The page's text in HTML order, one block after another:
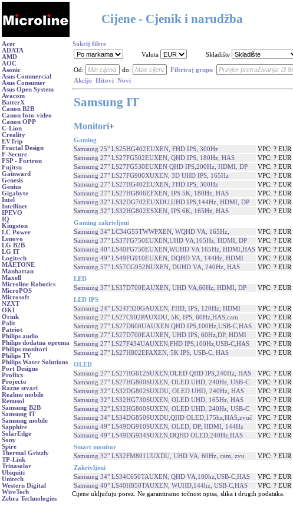
Cijene - Cjenik i narudžba
Acer
ADATA
AMD
AOC
Asonic
Asus Commercial
Asus Consumer
Asus Open System
Avacom
BatterX
Canon B2B
Canon foto-video
Canon OPP
C-Lion
Creality
EVTrip
Fractal Design
F-Secure
FSP - Fortron
Fujitsu
Gainward
Genesis
Genius
Gigabyte
Intel
Intellinet
IPEVO
IQ
Kingston
LC Power
Lenovo
LG B2B
LG IT
Logitech
MAETONE
Manhattan
Maxell
Microline Robotics
MicroPOS
Microsoft
NZXT
OKI
Orink
Palit
Patriot
Philips audio
Philips dodatna oprema
Philips monitori
Philips TV
Philips Water Solutions
Port Designs
Profixx
Projecto
Razne stvari
Realme mobile
Renusol
Samsung B2B
Samsung IT
Samsung mobile
Sapphire
SolarEdge
Sony
Spire
Thermal Grizzly
TP-Link
Trinasolar
Ubiquiti
Unitech
Western Digital
WireTech
Zebra Technologies
Sakrij filtre
Valuta
Skladište
Od: do:
Filtriraj grupu
Akcije Hitovi Novi
Samsung IT
Monitori+
Gaming
Samsung 25" LS25HG402EUXEN, FHD IPS, 300Hz
VPC: ? EUR
Samsung 27" LS27FG502EUXEN, QHD IPS, 180Hz, HAS
VPC: ? EUR
Samsung 27" LS27FG530EUXEN QHD IPS,200Hz, HDMI, DP
VPC: ? EUR
Samsung 27" LS27FG900XUXEN, 3D UHD IPS, 165Hz
VPC: ? EUR
Samsung 27" LS27HG402EUXEN, FHD IPS, 300Hz
VPC: ? EUR
Samsung 27" LS27HG806EFXEN, IPS 5K, 180Hz, HAS
VPC: ? EUR
Samsung 32" LS32DG702EUXDU,UHD IPS,144Hz, HDMI, DP
VPC: ? EUR
Samsung 32" LS32HG802ESXEN, IPS 6K, 165Hz, HAS
VPC: ? EUR
Gaming zakrivljeni
Samsung 34" LC34G55TWWPXEN, WQHD VA, 165Hz,
VPC: ? EUR
Samsung 37" LS37FG750EUXEN,UHD VA,165Hz, HDMI, DP
VPC: ? EUR
Samsung 40" LS40FG750EUXEN,WUHD VA 165Hz, HDMI,HAS VPC: ? EUR
Samsung 49" LS49FG910EUXEN, DQHD VA, 144Hz, HDMI
VPC: ? EUR
Samsung 57" LS57CG952NUXEN, DUHD VA, 240Hz, HAS
VPC: ? EUR
LED
Samsung 37" LS37D700EAUXEN, UHD VA,60Hz, HDMI, DP
VPC: ? EUR
LED IPS
Samsung 24" LS24F320GAUXEN, FHD, IPS, 120Hz, HDMI
VPC: ? EUR
Samsung 27" LS27C902PAUXDU, 5K, IPS, 60Hz,HAS,cam
VPC: ? EUR
Samsung 27" LS27D600UAUXEN QHD IPS,100Hz,USB-C,HAS
VPC: ? EUR
Samsung 27" LS27D700EAUXEN, UHD IPS, 60Hz,DP, HDMI
VPC: ? EUR
Samsung 27" LS27F434UAUXEN,FHD IPS,100Hz,USB-C,HAS
VPC: ? EUR
Samsung 27" LS27H802EFAXEN, 5K IPS, USB-C, HAS
VPC: ? EUR
OLED
Samsung 27" LS27HG612SUXEN,OLED QHD IPS,240Hz, HAS
VPC: ? EUR
Samsung 27" LS27HG800SUXEN, OLED UHD, 240Hz, USB-C
VPC: ? EUR
Samsung 32" LS32DG802SUXDU, OLED UHD, 240Hz, HAS
VPC: ? EUR
Samsung 32" LS32HG730SUXEN, OLED UHD, 165Hz, HAS
VPC: ? EUR
Samsung 32" LS32HG800SUXEN, OLED UHD, 240Hz, USB-C
VPC: ? EUR
Samsung 34" LS34DG850SUXDU,QHD OLED,175hz,HAS,zvuč
VPC: ? EUR
Samsung 49" LS49DG910SUXEN, OLED, DP, HDMI, 144Hz
VPC: ? EUR
Samsung 49" LS49DG934SUXEN,DQHD OLED,240Hz,HAS
VPC: ? EUR
Smart monitor
Samsung 32" LS32FM801UUXDU, UHD VA, 60Hz, cam, zvu
VPC: ? EUR
Zakrivljeni
Samsung 34" LS34C650TAUXEN, QHD VA,100hz,USB-C,HAS
VPC: ? EUR
Samsung 40" LS40H850TAUXEN, WUHD,144hz, USB-C,HAS
VPC: ? EUR
Cijene uključuju porez. Ne garantiramo točnost opisa, slika i drugih podataka.